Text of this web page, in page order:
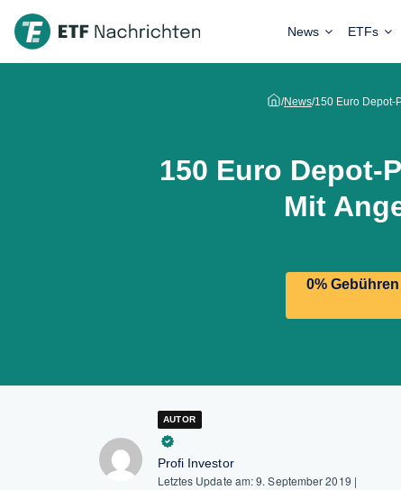
News ETFs
/News/150 Euro Depot-
150 Euro Depot-
Mit
0%
AUTOR
Profi Investor
Letztes Update am:9. September 2019 |